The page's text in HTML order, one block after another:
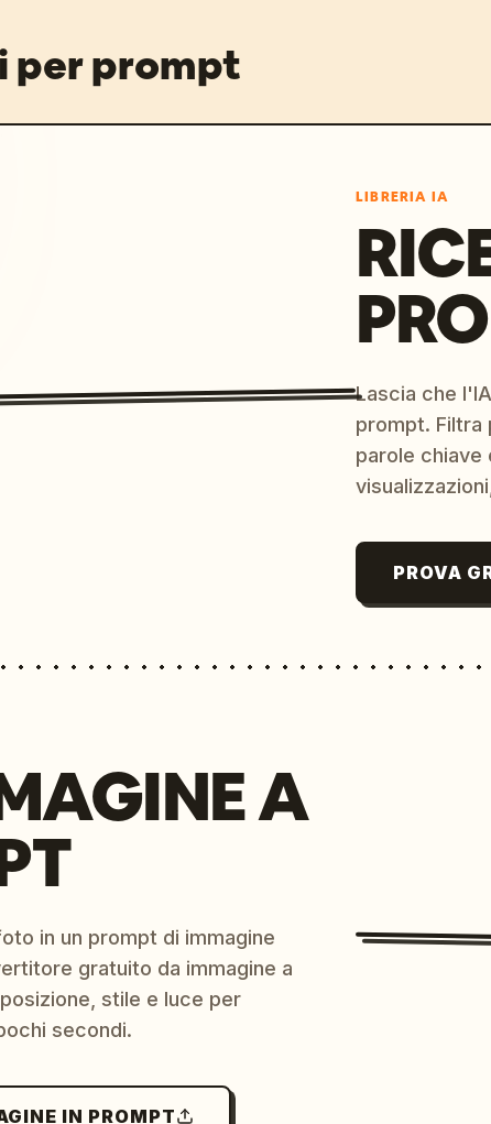
per prompt
LIBRERIA IA
Lascia che
prompt. Filtra
parole chiave
PROVA
A
in un prompt di immagine
gratuito da immagine a
stile e luce per
secondi.
IN PROMPT